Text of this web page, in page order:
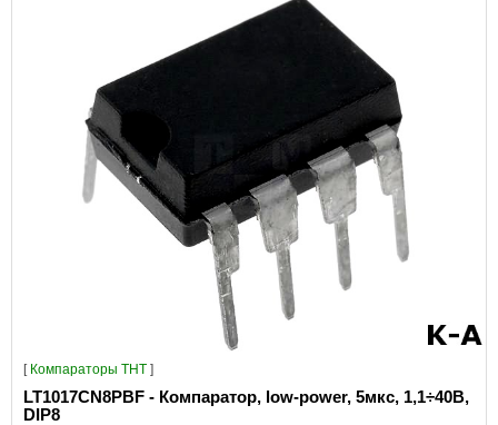
[ Компараторы THT ]
LT1017CN8PBF - Компаратор, low-power, 5мкс, 1,1÷40В,
DIP8